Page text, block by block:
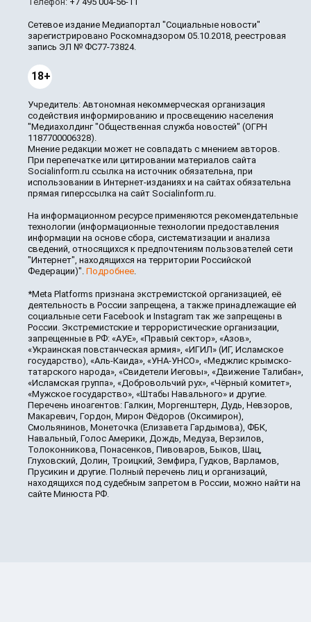
Сетевое издание Медиапортал "Социальные новости"
зарегистрировано Роскомнадзором 05.10.2018, реестровая
запись ЭЛ № ФС77-73824.
18+
Учредитель: Автономная некоммерческая организация
содействия информированию и просвещению населения
"Медиахолдинг "Общественная служба новостей" (ОГРН
1187700006328).
Мнение редакции может не совпадать с мнением авторов.
При перепечатке или цитировании материалов сайта
Socialinform.ru ссылка на источник обязательна, при
использовании в Интернет-изданиях и на сайтах обязательна
прямая гиперссылка на сайт Socialinform.ru.
На информационном ресурсе применяются рекомендательные
технологии (информационные технологии предоставления
информации на основе сбора, систематизации и анализа
сведений, относящихся к предпочтениям пользователей сети
"Интернет", находящихся на территории Российской
Федерации)". Подробнее.
*Meta Platforms признана экстремистской организацией, её
деятельность в России запрещена, а также принадлежащие ей
социальные сети Facebook и Instagram так же запрещены в
России. Экстремистские и террористические организации,
запрещенные в РФ: «АУЕ», «Правый сектор», «Азов»,
«Украинская повстанческая армия», «ИГИЛ» (ИГ, Исламское
государство), «Аль-Каида», «УНА-УНСО», «Меджлис крымско-
татарского народа», «Свидетели Иеговы», «Движение Талибан»,
«Исламская группа», «Добровольчий рух», «Чёрный комитет»,
«Мужское государство», «Штабы Навального» и другие.
Перечень иноагентов: Галкин, Моргенштерн, Дудь, Невзоров,
Макаревич, Гордон, Мирон Фёдоров (Оксимирон),
Смольянинов, Монеточка (Елизавета Гардымова), ФБК,
Навальный, Голос Америки, Дождь, Медуза, Верзилов,
Толоконникова, Понасенков, Пивоваров, Быков, Шац,
Глуховский, Долин, Троицкий, Земфира, Гудков, Варламов,
Прусикин и другие. Полный перечень лиц и организаций,
находящихся под судебным запретом в России, можно найти на
сайте Минюста РФ.